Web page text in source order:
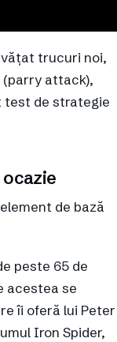
trucuri noi,
attack),
test de strategie
de bază
peste 65 de
acestea se
îi oferă lui Peter
Iron Spider,